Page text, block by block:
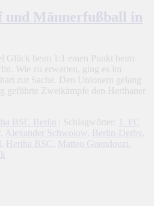
und Männerfußball in
Glück beim 1:1 einen Punkt beim
Wie zu erwarten, ging es im
zur Sache. Den Unionern gelang
geführte Zweikämpfe den Herthaner
BSC Berlin | Schlagwörter:
1. FC
, Alexander Schwolow , Berlin-Derby ,
, Hertha BSC , Matteo Guendouzi,